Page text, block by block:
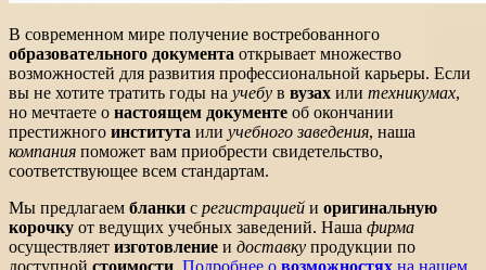
В современном мире получение востребованного
образовательного документа открывает множество
возможностей для развития профессиональной карьеры. Если
вы не хотите тратить годы на учебу в вузах или техникумах,
но мечтаете о настоящем документе об окончании
престижного института или учебного заведения, наша
компания поможет вам приобрести свидетельство,
соответствующее всем стандартам.
Мы предлагаем бланки с регистрацией и оригинальную
корочку от ведущих учебных заведений. Наша фирма
осуществляет изготовление и доставку продукции по
доступной стоимости. Подробнее о возможностях на нашем